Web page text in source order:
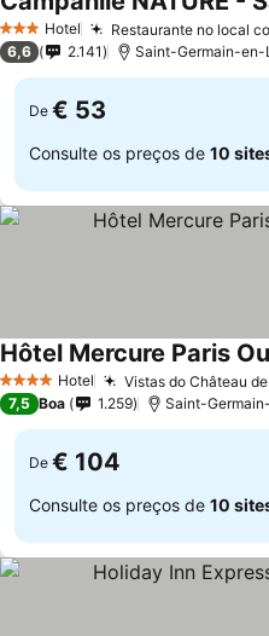
3 EstrelasHotel Restaurante no local
6,6 2.141 Saint-Germain-en-
De € 53
Consulte os preços de 10
4 EstrelasHotel Vistas do Château
Hôtel Mercure Paris
7,5 Boa 1.259 Saint-
De € 104
Consulte os preços de 10